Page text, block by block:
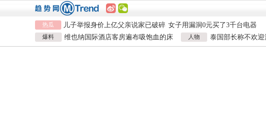
热瓜 儿子举报身价上亿父亲说家已破碎 女子用漏洞0元买了3千台电器
直播自杀日本女网红已身亡
海口80吨高危化学品瞒报
韩国宣布国家灾难状态
员工用代码17小时删光公司89TB
爆料
维也纳国际酒店客房遍布吸饱血的床
虱 酒店客房有虫员工反怪顾客不查
人物
泰国部长称不欢
泰国部长争议发言